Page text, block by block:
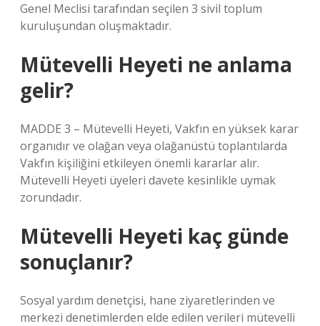
Genel Meclisi tarafından seçilen 3 sivil toplum
kuruluşundan oluşmaktadır.
Mütevelli Heyeti ne anlama
gelir?
MADDE 3 – Mütevelli Heyeti, Vakfın en yüksek karar
organıdır ve olağan veya olağanüstü toplantılarda
Vakfın kişiliğini etkileyen önemli kararlar alır.
Mütevelli Heyeti üyeleri davete kesinlikle uymak
zorundadır.
Mütevelli Heyeti kaç günde
sonuçlanır?
Sosyal yardım denetçisi, hane ziyaretlerinden ve
merkezi denetimlerden elde edilen verileri mütevelli